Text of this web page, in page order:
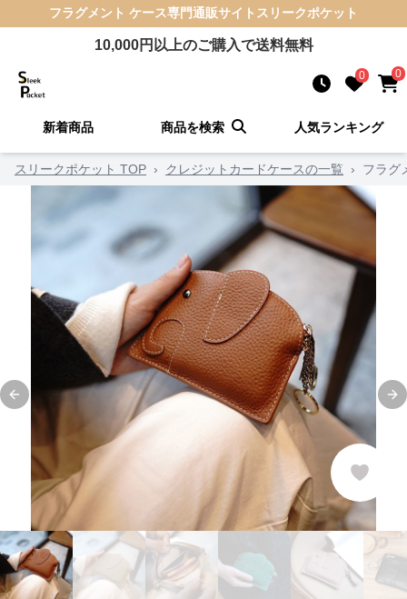
フラグメント ケース専門通販サイト スリークポケット
10,000円以上のご購入で送料無料
0 0
新着商品 商品を検索 人気ランキング
スリークポケット TOP › クレジットカードケースの一覧 › フラグ
Previous slide